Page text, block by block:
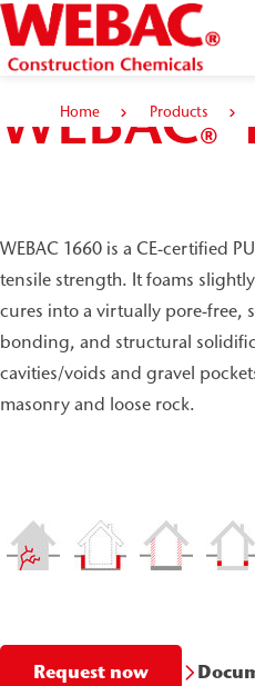
Home Products
WEBAC®
WEBAC 1660 is a CE-certified
tensile strength. It foams
cures into a virtually pore-free,
bonding, and structural
cavities/voids and gravel
masonry and loose rock.
Request now